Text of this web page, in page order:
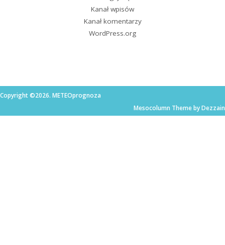
Kanał wpisów
Kanał komentarzy
WordPress.org
Copyright ©2026. METEOprognoza
Mesocolumn Theme by Dezzain